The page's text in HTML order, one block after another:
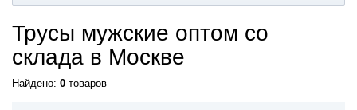
Трусы мужские оптом со
склада в Москве
Найдено: 0 товаров